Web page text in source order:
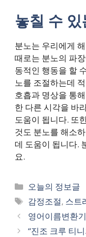
놓칠 수
분노는 우리에게
때로는 분노의 파
동적인 행동을 할
노를 조절하는데
호흡과 명상을 통
한 다른 시각을 바
도움이 됩니다. 또
것도 분노를 해소
데 도움이 됩니다.
요.
카
테
고
리
오늘의 정보글
태
그
감정조절, 스트
영어이름변환
“진조 크루 티